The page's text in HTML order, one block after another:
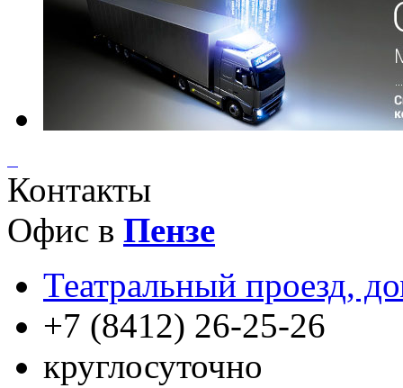
Контакты
Офис в Пензе
Театральный проезд,
+7 (8412) 26-25-26
круглосуточно